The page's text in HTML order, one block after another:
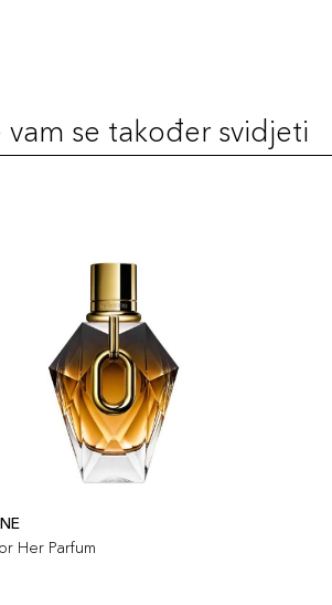
vam se također svidjeti
Her Parfum